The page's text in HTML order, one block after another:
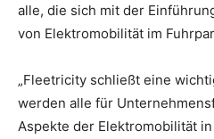
alle, die sich mit der
von Elektromobilität im
„Fleetricity schließt eine
werden alle für
Aspekte der Elektromobilität